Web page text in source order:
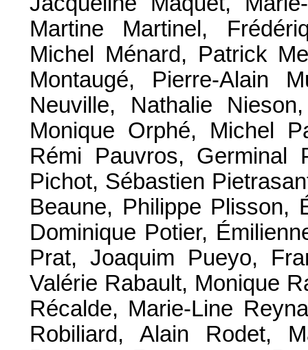
Martine Martinel,
Michel Ménard, Patrick
Montaugé, Pierre-Alain
Neuville, Nathalie
Monique Orphé, Michel
Rémi Pauvros, Germinal
Pichot, Sébastien
Beaune, Philippe Plisson,
Dominique Potier,
Prat, Joaquim Pueyo,
Valérie Rabault, Monique
Récalde, Marie-Line
Robiliard, Alain Rodet,